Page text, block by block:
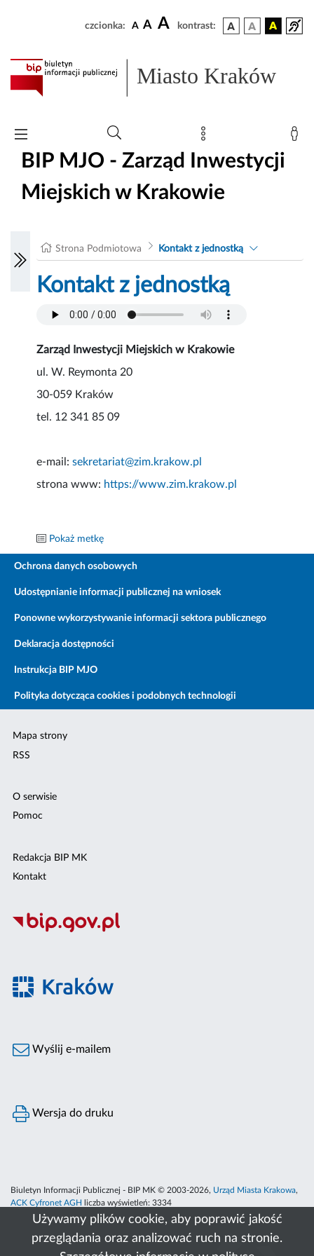
Używamy plików cookie, aby poprawić jakość
przeglądania oraz analizować ruch na stronie.
czcionka: A A A kontrast:
Miasto Kraków
BIP MJO - Zarząd Inwestycji
Miejskich w Krakowie
Strona Podmiotowa Kontakt z jednostką
Kontakt z jednostką
Zarząd Inwestycji Miejskich w Krakowie
ul. W. Reymonta 20
30-059 Kraków
tel. 12 341 85 09
e-mail:sekretariat@zim.krakow.pl
strona www: https://www.zim.krakow.pl
Pokaż metkę
Ochrona danych osobowych
Udostępnianie informacji publicznej na wniosek
Ponowne wykorzystywanie informacji sektora publicznego
Deklaracja dostępności
Instrukcja BIP MJO
Polityka dotycząca cookies i podobnych technologii
Mapa strony
RSS
O serwisie
Pomoc
Redakcja BIP MK
Kontakt
Wyślij e-mailem
Wersja do druku
Biuletyn Informacji Publicznej - BIP MK © 2003-2026, Urząd Miasta Krakowa,
ACK Cyfronet AGH
liczba wyświetleń: 3334